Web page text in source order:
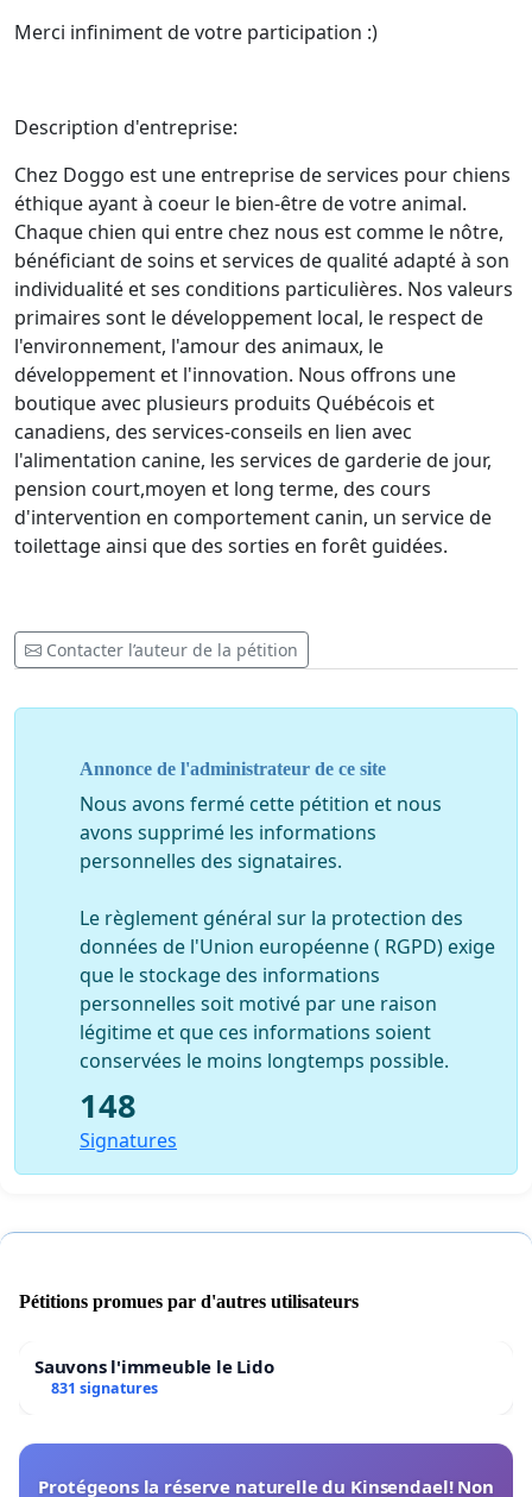
Merci infiniment de votre participation :)
Description d'entreprise:
Chez Doggo est une entreprise de services pour chiens
éthique ayant à coeur le bien-être de votre animal.
Chaque chien qui entre chez nous est comme le nôtre,
bénéficiant de soins et services de qualité adapté à son
individualité et ses conditions particulières. Nos valeurs
primaires sont le développement local, le respect de
l'environnement, l'amour des animaux, le
développement et l'innovation. Nous offrons une
boutique avec plusieurs produits Québécois et
canadiens, des services-conseils en lien avec
l'alimentation canine, les services de garderie de jour,
pension court,moyen et long terme, des cours
d'intervention en comportement canin, un service de
toilettage ainsi que des sorties en forêt guidées.
Contacter l’auteur de la pétition
Annonce de l'administrateur de ce site
Nous avons fermé cette pétition et nous
avons supprimé les informations
personnelles des signataires.
Le règlement général sur la protection des
données de l'Union européenne ( RGPD) exige
que le stockage des informations
personnelles soit motivé par une raison
légitime et que ces informations soient
conservées le moins longtemps possible.
148
Signatures
Pétitions promues par d'autres utilisateurs
Sauvons l'immeuble le Lido
831 signatures
Protégeons la réserve naturelle du Kinsendael! Non